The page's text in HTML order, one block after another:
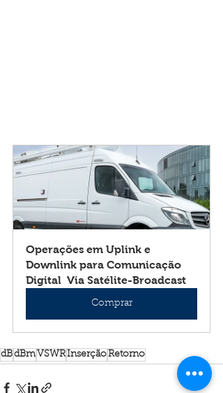
Operações em Uplink e
Downlink para Comunicação
Digital  Via Satélite-Broadcast
Comprar
dBdBm VSWRInserçãoRetorno